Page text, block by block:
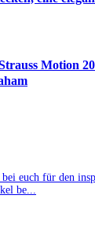
Motion
euch für den
be...